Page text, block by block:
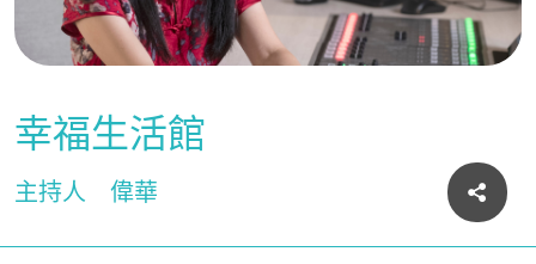
幸福生活館
主持人 偉華